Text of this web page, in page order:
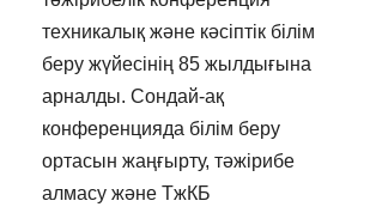
техникалық және кәсіптік білім
беру жүйесінің 85 жылдығына
арналды. Сондай-ақ
конференцияда білім беру
ортасын жаңғырту, тәжірибе
алмасу және ТжКБ